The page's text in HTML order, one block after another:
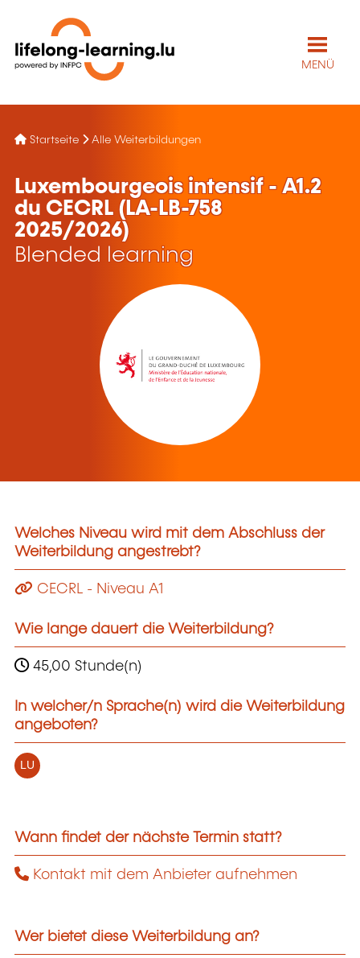
MENÜ
Startseite Alle Weiterbildungen
Luxembourgeois intensif - A1.2
du CECRL (LA-LB-758
2025/2026)
Blended learning
Welches Niveau wird mit dem Abschluss der
Weiterbildung angestrebt?
CECRL - Niveau A1
Wie lange dauert die Weiterbildung?
45,00 Stunde(n)
In welcher/n Sprache(n) wird die Weiterbildung
angeboten?
LU
Wann findet der nächste Termin statt?
Kontakt mit dem Anbieter aufnehmen
Wer bietet diese Weiterbildung an?